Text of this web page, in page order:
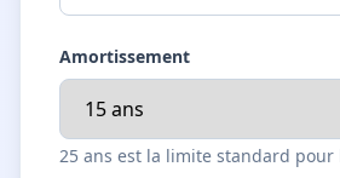
Amortissement
25 ans est la limite standard pour